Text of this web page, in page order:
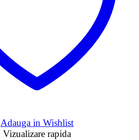
Adauga in Wishlist
Vizualizare rapida